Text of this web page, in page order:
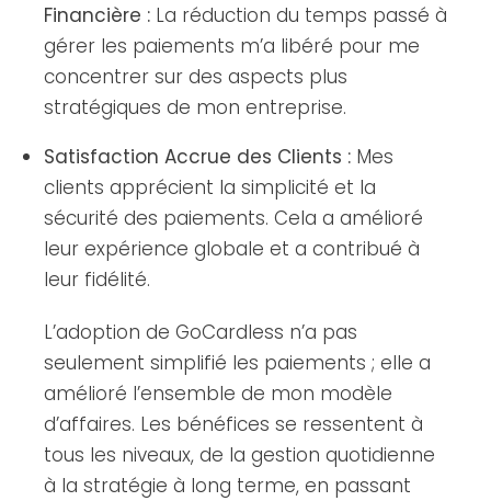
Financière : La réduction du temps passé à
gérer les paiements m’a libéré pour me
concentrer sur des aspects plus
stratégiques de mon entreprise.
Satisfaction Accrue des Clients : Mes
clients apprécient la simplicité et la
sécurité des paiements. Cela a amélioré
leur expérience globale et a contribué à
leur fidélité.
L’adoption de GoCardless n’a pas
seulement simplifié les paiements ; elle a
amélioré l’ensemble de mon modèle
d’affaires. Les bénéfices se ressentent à
tous les niveaux, de la gestion quotidienne
à la stratégie à long terme, en passant